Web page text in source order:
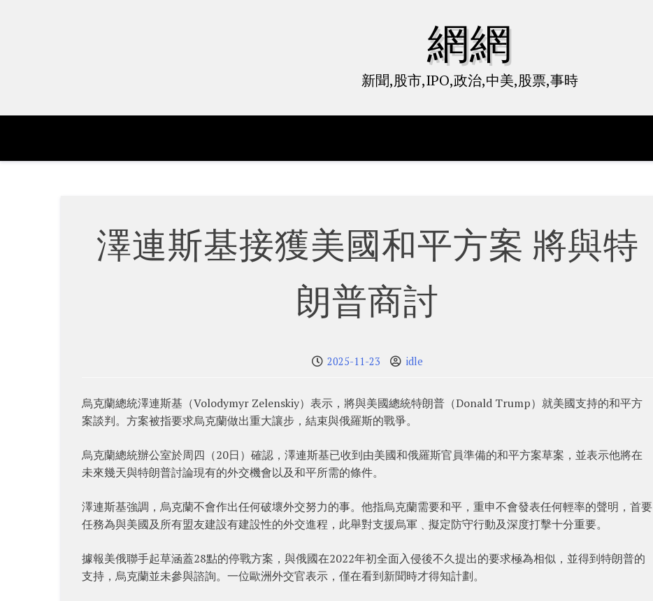
網網
新聞,股市,IPO,政治,中美,股票,事時
澤連斯基接獲美國和平方案 將與特
朗普商討
2025-11-23 idle
烏克蘭總統澤連斯基（Volodymyr Zelenskiy）表示，將與美國總統特朗普（Donald Trump）就美國支持的和平方
案談判。方案被指要求烏克蘭做出重大讓步，結束與俄羅斯的戰爭。
烏克蘭總統辦公室於周四（20日）確認，澤連斯基已收到由美國和俄羅斯官員準備的和平方案草案，並表示他將在
未來幾天與特朗普討論現有的外交機會以及和平所需的條件。
澤連斯基強調，烏克蘭不會作出任何破壞外交努力的事。他指烏克蘭需要和平，重申不會發表任何輕率的聲明，首要
任務為與美國及所有盟友建設有建設性的外交進程，此舉對支援烏軍﹑擬定防守行動及深度打擊十分重要。
據報美俄聯手起草涵蓋28點的停戰方案，與俄國在2022年初全面入侵後不久提出的要求極為相似，並得到特朗普的
支持，烏克蘭並未參與諮詢。一位歐洲外交官表示，僅在看到新聞時才得知計劃。